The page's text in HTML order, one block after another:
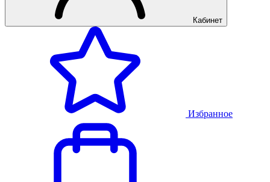
Кабинет
Избранное